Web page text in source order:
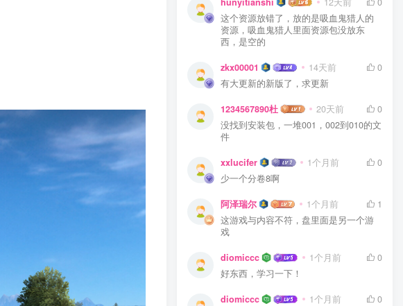
这个资源放错了，放的是吸血鬼猎人的
资源，吸血鬼猎人里面资源包没放东
西，是空的
zkx00001 14天前
0
有大更新的新版了，求更新
1234567890杜 20天前
0
没找到安装包，一堆001，002到010的文
件
xxlucifer 1个月前
0
少一个分卷8啊
阿泽瑞尔 1个月前
1
这游戏与内容不符，盘里面是另一个游
戏
diomiccc 1个月前
0
好东西，学习一下！
diomiccc 1个月前
0